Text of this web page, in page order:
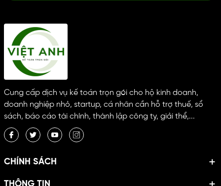
Cung cấp dịch vụ kế toán trọn gói cho hộ kinh doanh,
doanh nghiệp nhỏ, startup, cá nhân cần hỗ trợ thuế, sổ
sách, báo cáo tài chính, thành lập công ty, giải thể,...
CHÍNH SÁCH